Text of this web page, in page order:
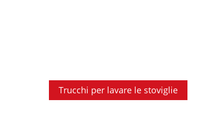
Trucchi per lavare le stoviglie